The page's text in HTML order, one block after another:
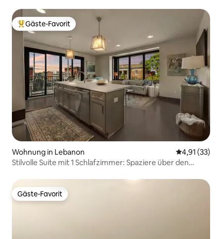
Beliebter Gäste-Favorit.
Gäste-Favorit
Wohnung in Lebanon
4,91 (33)
Stilvolle Suite mit 1 Schlafzimmer: Spaziere über den
Gäste-Favorit
Gäste-Favorit